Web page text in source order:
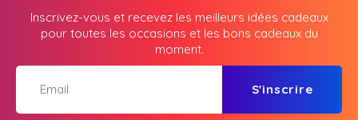
Inscrivez-vous et recevez les meilleurs idées cadeaux
pour toutes les occasions et les bons cadeaux du
moment.
S'inscrire